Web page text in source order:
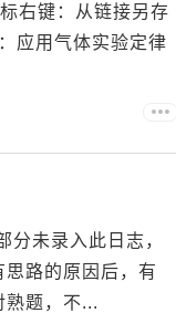
右键：从链接另存
应用气体实验定律
未录入此日志，
路的原因后，有
熟题，不...